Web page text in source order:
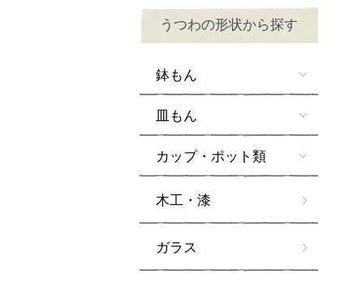
うつわの形状から探す
鉢もん
皿もん
カップ・ポット類
木工・漆
ガラス